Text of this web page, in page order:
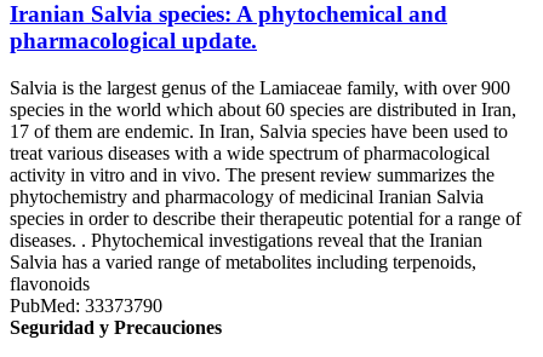
Iranian Salvia species: A phytochemical and
pharmacological update.
Salvia is the largest genus of the Lamiaceae family, with over 900
species in the world which about 60 species are distributed in Iran,
17 of them are endemic. In Iran, Salvia species have been used to
treat various diseases with a wide spectrum of pharmacological
activity in vitro and in vivo. The present review summarizes the
phytochemistry and pharmacology of medicinal Iranian Salvia
species in order to describe their therapeutic potential for a range of
diseases. . Phytochemical investigations reveal that the Iranian
Salvia has a varied range of metabolites including terpenoids,
flavonoids
PubMed: 33373790
Seguridad y Precauciones